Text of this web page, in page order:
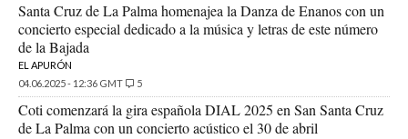
Santa Cruz de La Palma homenajea la Danza de Enanos con un
concierto especial dedicado a la música y letras de este número
de la Bajada
EL APURÓN
04.06.2025 - 12:36 GMT
5
Coti comenzará la gira española DIAL 2025 en San Santa Cruz
de La Palma con un concierto acústico el 30 de abril